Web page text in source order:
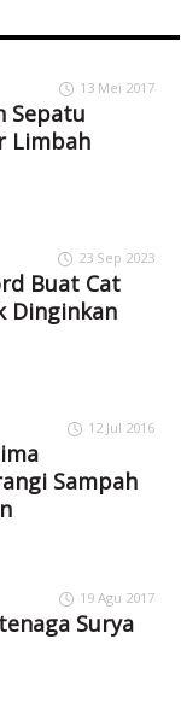
13 Mei 2017
Sepatu
Limbah
23 Sep 2023
Buat Cat
Dinginkan
12 Jul 2016
Sampah
19 Agu 2017
Surya